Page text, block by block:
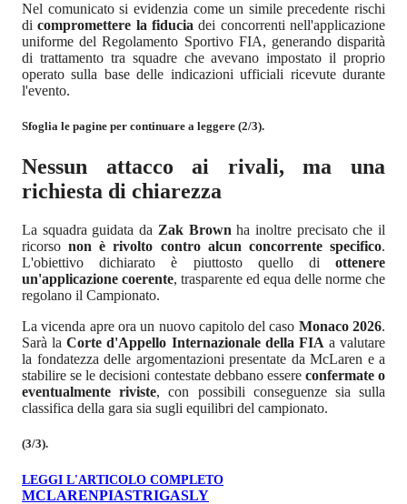
Nel comunicato si evidenzia come un simile precedente rischi
dicompromettere la fiduciadei concorrenti nell'applicazione
uniforme del Regolamento Sportivo FIA, generando disparità
di trattamento tra squadre che avevano impostato il proprio
operato sulla base delle indicazioni ufficiali ricevute durante
l'evento.
Sfoglia le pagine per continuare a leggere (2/3).
Nessun attacco ai rivali, ma una
richiesta di chiarezza
La squadra guidata da Zak Brown ha inoltre precisato che il
ricorsonon è rivolto contro alcun concorrente specifico.
L'obiettivo dichiarato è piuttosto quello di ottenere
un'applicazione coerente, trasparente ed equa delle norme che
regolano il Campionato.
La vicenda apre ora un nuovo capitolo del caso Monaco 2026.
Sarà laCorte d'Appello Internazionale della FIA a valutare
la fondatezza delle argomentazioni presentate da McLaren e a
stabilire se le decisioni contestate debbano essere confermate o
eventualmente riviste, con possibili conseguenze sia sulla
classifica della gara sia sugli equilibri del campionato.
(3/3).
LEGGI L'ARTICOLO COMPLETO
MCLARENPIASTRIGASLY